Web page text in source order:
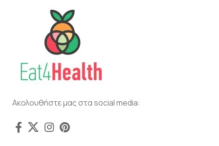
Ακολουθήστε μας στα social media: